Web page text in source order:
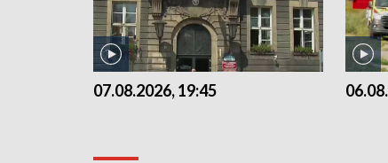
07.08.2026, 19:45